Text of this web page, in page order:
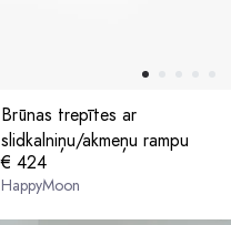
Brūnas trepītes ar
slidkalniņu/akmeņu rampu
€ 424
HappyMoon